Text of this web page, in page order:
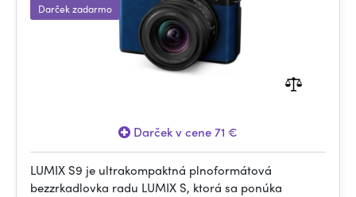
Darček zadarmo
Darček v cene 71 €
LUMIX S9 je ultrakompaktná plnoformátová
bezzrkadlovka radu LUMIX S, ktorá sa ponúka